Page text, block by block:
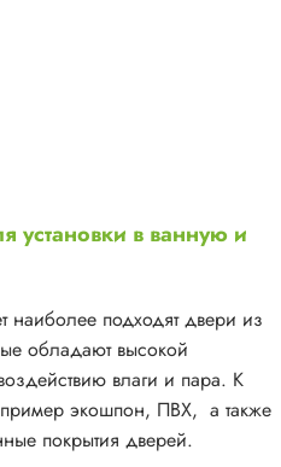
установки в ванную и
наиболее подходят двери из
обладают высокой
влаги и пара. К
экошпон, ПВХ, а также
покрытия дверей.